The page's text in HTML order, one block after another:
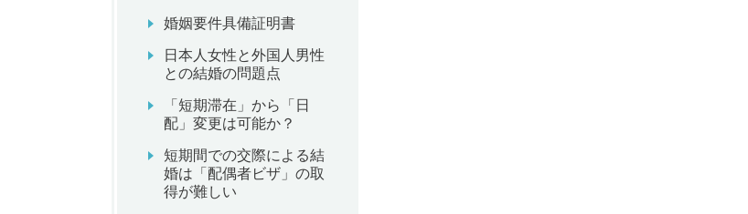
婚姻要件具備証明書
日本人女性と外国人男性
との結婚の問題点
「短期滞在」から「日
配」変更は可能か？
短期間での交際による結
婚は「配偶者ビザ」の取
得が難しい